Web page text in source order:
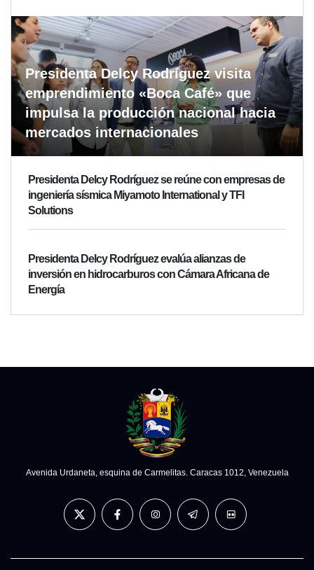
Presidenta Delcy Rodríguez visita
emprendimiento «Boca Café» que
impulsa la producción nacional hacia
mercados internacionales
Presidenta Delcy Rodríguez se reúne con empresas de
ingeniería sísmica Miyamoto International y TFI
Solutions
Presidenta Delcy Rodríguez evalúa alianzas de
inversión en hidrocarburos con Cámara Africana de
Energía
Avenida Urdaneta, esquina de Carmelitas. Caracas 1012, Venezuela